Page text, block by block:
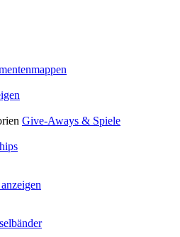
Give-Aways & Spiele